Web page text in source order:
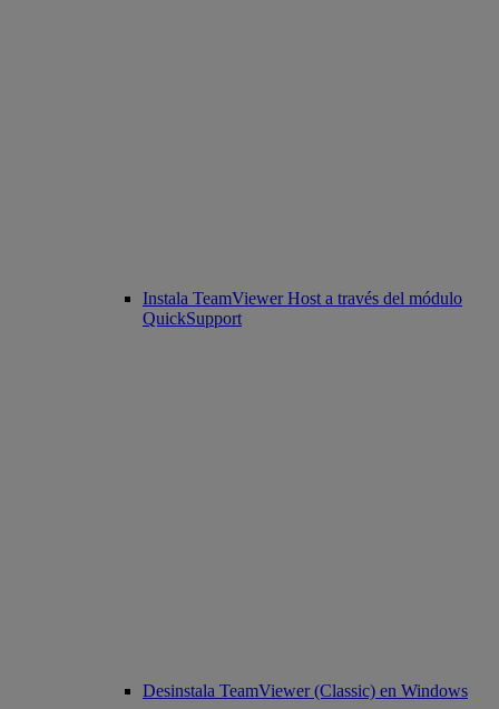
Instala TeamViewer Host a través del módulo
QuickSupport
Desinstala TeamViewer (Classic) en Windows